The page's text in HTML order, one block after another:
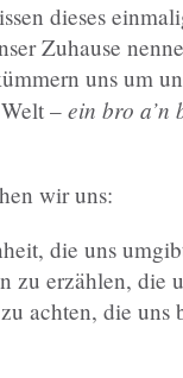
dieses
Zuhause
uns um
–ein bro a’n
wir uns:
die uns
zu erzählen, die
achten, die uns